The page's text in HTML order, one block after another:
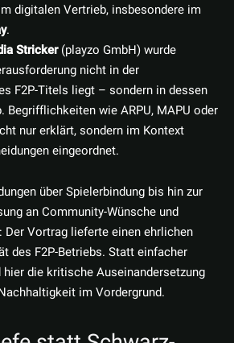
digitalen Vertrieb, insbesondere im
.
Stricker(playzo GmbH) wurde
nicht in der
F2P-Titels liegt – sondern in dessen
Begrifflichkeiten wie ARPU, MAPU oder
nur erklärt, sondern im Kontext
eingeordnet.
über Spielerbindung bis hin zur
an Community-Wünsche und
Der Vortrag lieferte einen ehrlichen
des F2P-Betriebs. Statt einfacher
die kritische Auseinandersetzung
im Vordergrund.